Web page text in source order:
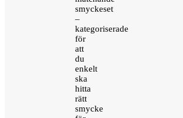
smyckeset
–
kategoriserade
för
att
du
enkelt
ska
hitta
rätt
smycke